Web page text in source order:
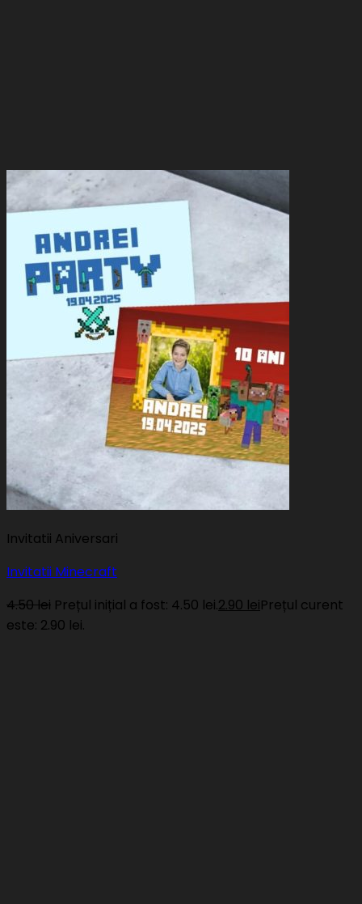
Invitatii Aniversari
Invitatii Minecraft
4.50lei Prețul inițial a fost: 4.50 lei.2.90 leiPrețul curent
este: 2.90 lei.